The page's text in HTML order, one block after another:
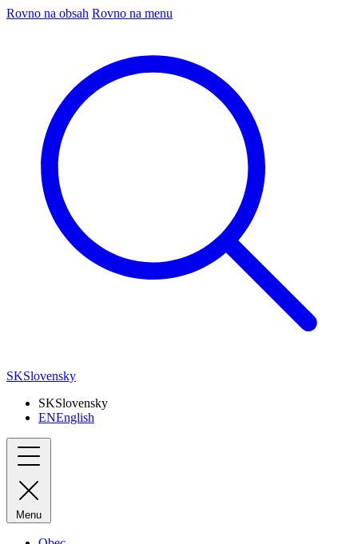
Rovno na obsah Rovno na menu
SKSlovensky
SKSlovensky
ENEnglish
Menu